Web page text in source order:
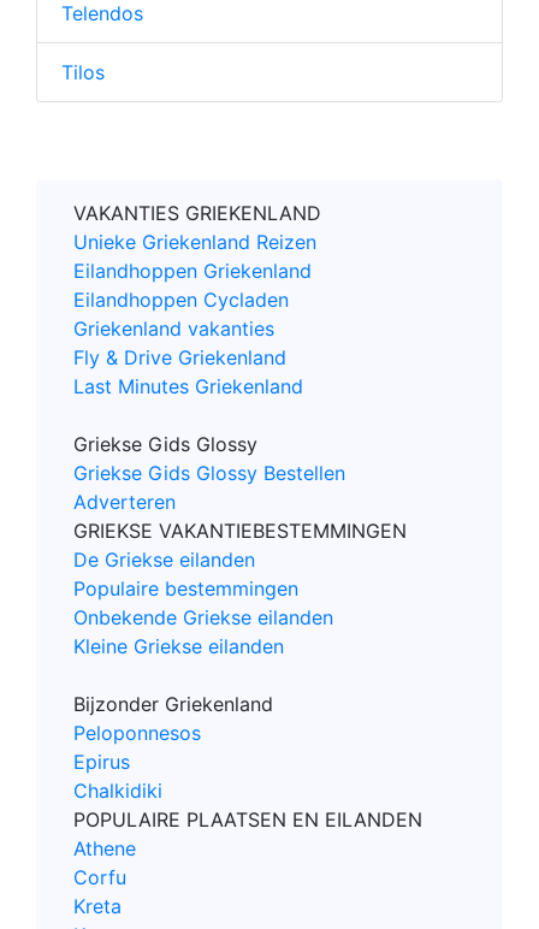
Telendos
Tilos
VAKANTIES GRIEKENLAND
Unieke Griekenland Reizen
Eilandhoppen Griekenland
Eilandhoppen Cycladen
Griekenland vakanties
Fly & Drive Griekenland
Last Minutes Griekenland
Griekse Gids Glossy
Griekse Gids Glossy Bestellen
Adverteren
GRIEKSE VAKANTIEBESTEMMINGEN
De Griekse eilanden
Populaire bestemmingen
Onbekende Griekse eilanden
Kleine Griekse eilanden
Bijzonder Griekenland
Peloponnesos
Epirus
Chalkidiki
POPULAIRE PLAATSEN EN EILANDEN
Athene
Corfu
Kreta